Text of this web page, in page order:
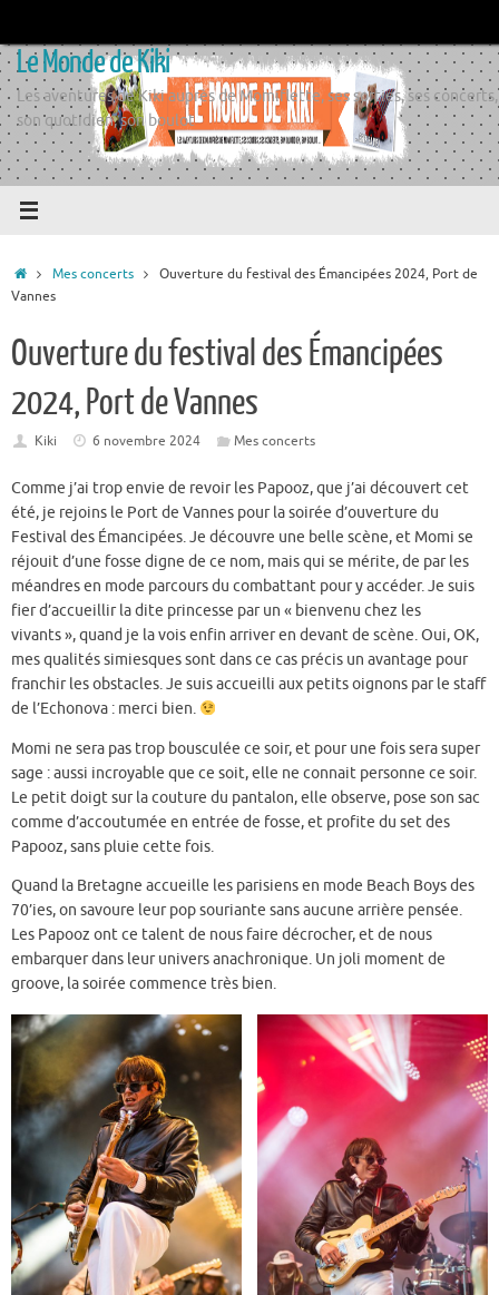
contenu
Le Monde de Kiki
Les aventures de Kiki auprès de Momiflette, ses sorties, ses concerts,
son quotidien, son boulot
Accueil
Mes concerts
Ouverture du festival des Émancipées 2024, Port de
Vannes
Ouverture du festival des Émancipées
2024, Port de Vannes
Kiki 6 novembre 2024 Mes concerts
Comme j’ai trop envie de revoir les Papooz, que j’ai découvert cet
été, je rejoins le Port de Vannes pour la soirée d’ouverture du
Festival des Émancipées. Je découvre une belle scène, et Momi se
réjouit d’une fosse digne de ce nom, mais qui se mérite, de par les
méandres en mode parcours du combattant pour y accéder. Je suis
fier d’accueillir la dite princesse par un « bienvenu chez les
vivants », quand je la vois enfin arriver en devant de scène. Oui, OK,
mes qualités simiesques sont dans ce cas précis un avantage pour
franchir les obstacles. Je suis accueilli aux petits oignons par le staff
de l’Echonova : merci bien.
Momi ne sera pas trop bousculée ce soir, et pour une fois sera super
sage : aussi incroyable que ce soit, elle ne connait personne ce soir.
Le petit doigt sur la couture du pantalon, elle observe, pose son sac
comme d’accoutumée en entrée de fosse, et profite du set des
Papooz, sans pluie cette fois.
Quand la Bretagne accueille les parisiens en mode Beach Boys des
70’ies, on savoure leur pop souriante sans aucune arrière pensée.
Les Papooz ont ce talent de nous faire décrocher, et de nous
embarquer dans leur univers anachronique. Un joli moment de
groove, la soirée commence très bien.